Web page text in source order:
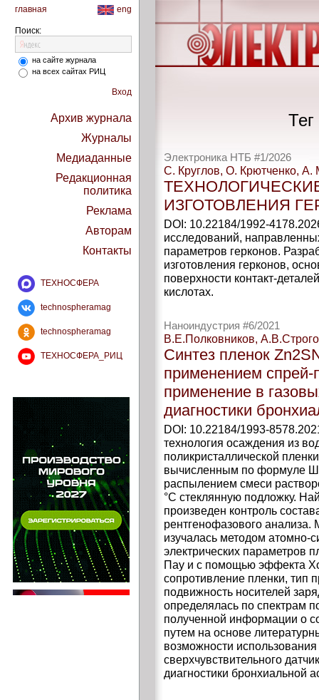
главная eng
Поиск:
на сайте журнала
на всех сайтах РИЦ
Вход
Архив журнала
Журналы
Медиаданные
Редакционная
политика
Реклама
Авторам
Контакты
ТЕХНОСФЕРА
technospheramag
technospheramag
ТЕХНОСФЕРА_РИЦ
Электроника НТБ #1/2026
С. Круглов, О. Крютченко,
ИЗГОТОВЛЕНИЯ
DOI: 10.22184/1992-
исследований,
параметров герконов.
изготовления герконов,
поверхности контакт-
кислотах.
Наноиндустрия #6/2021
В.Е.Полковников,
Синтез пленок
применением спрей-
применение в
диагностики
DOI: 10.22184/1993-
технология осаждения из
поликристаллической
вычисленным по формуле
распылением смеси
°С стеклянную подложку.
произведен контроль
рентгенофазового
изучалась методом атомно-
электрических параметров
Пау и с помощью эффекта
сопротивление пленки, тип
подвижность носителей
определялась по спектрам
полученной информации о
путем на основе
возможности
сверхчувствительного
диагностики бронхиальной